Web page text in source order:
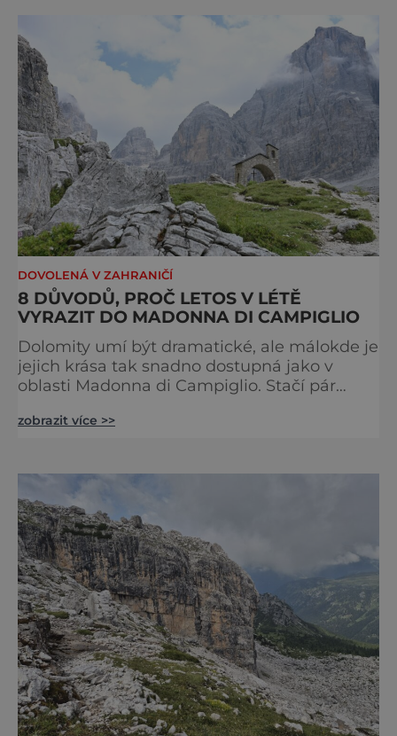
DOVOLENÁ V ZAHRANIČÍ
8 DŮVODŮ, PROČ LETOS V LÉTĚ
VYRAZIT DO MADONNA DI CAMPIGLIO
Dolomity umí být dramatické, ale málokde je
jejich krása tak snadno dostupná jako v
oblasti Madonna di Campiglio. Stačí pár
věžemi, horskými jezery a nekonečnými
dovolenou právě sem. Madonna di
Campiglio uhrane každé ráno, kdy první
paprsky kreslí na vrcholcích Brenty
zobrazit více >>